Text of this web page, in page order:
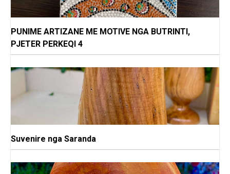
PUNIME ARTIZANE ME MOTIVE NGA BUTRINTI,
PJETER PERKEQI 4
Suvenire nga Saranda